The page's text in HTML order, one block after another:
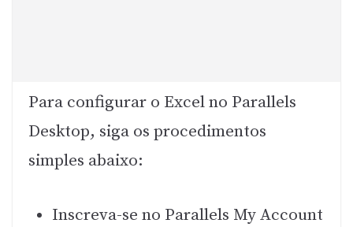
Para configurar o Excel no Parallels
Desktop, siga os procedimentos
simples abaixo:
Inscreva-se no Parallels My Account